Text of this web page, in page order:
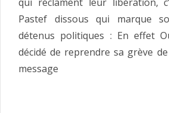
Pastef dissous qui marque
détenus politiques : En effet
décidé de reprendre sa grève
message